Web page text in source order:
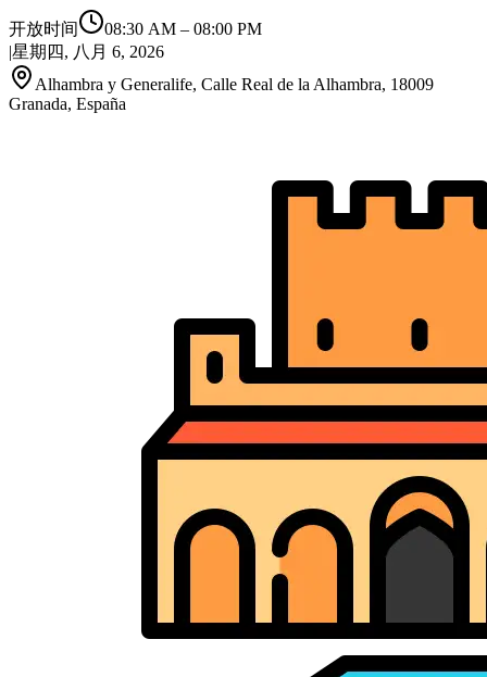
开放时间 08:30 AM – 08:00 PM
|星期四, 八月 6, 2026
Alhambra y Generalife, Calle Real de la Alhambra, 18009
Granada, España